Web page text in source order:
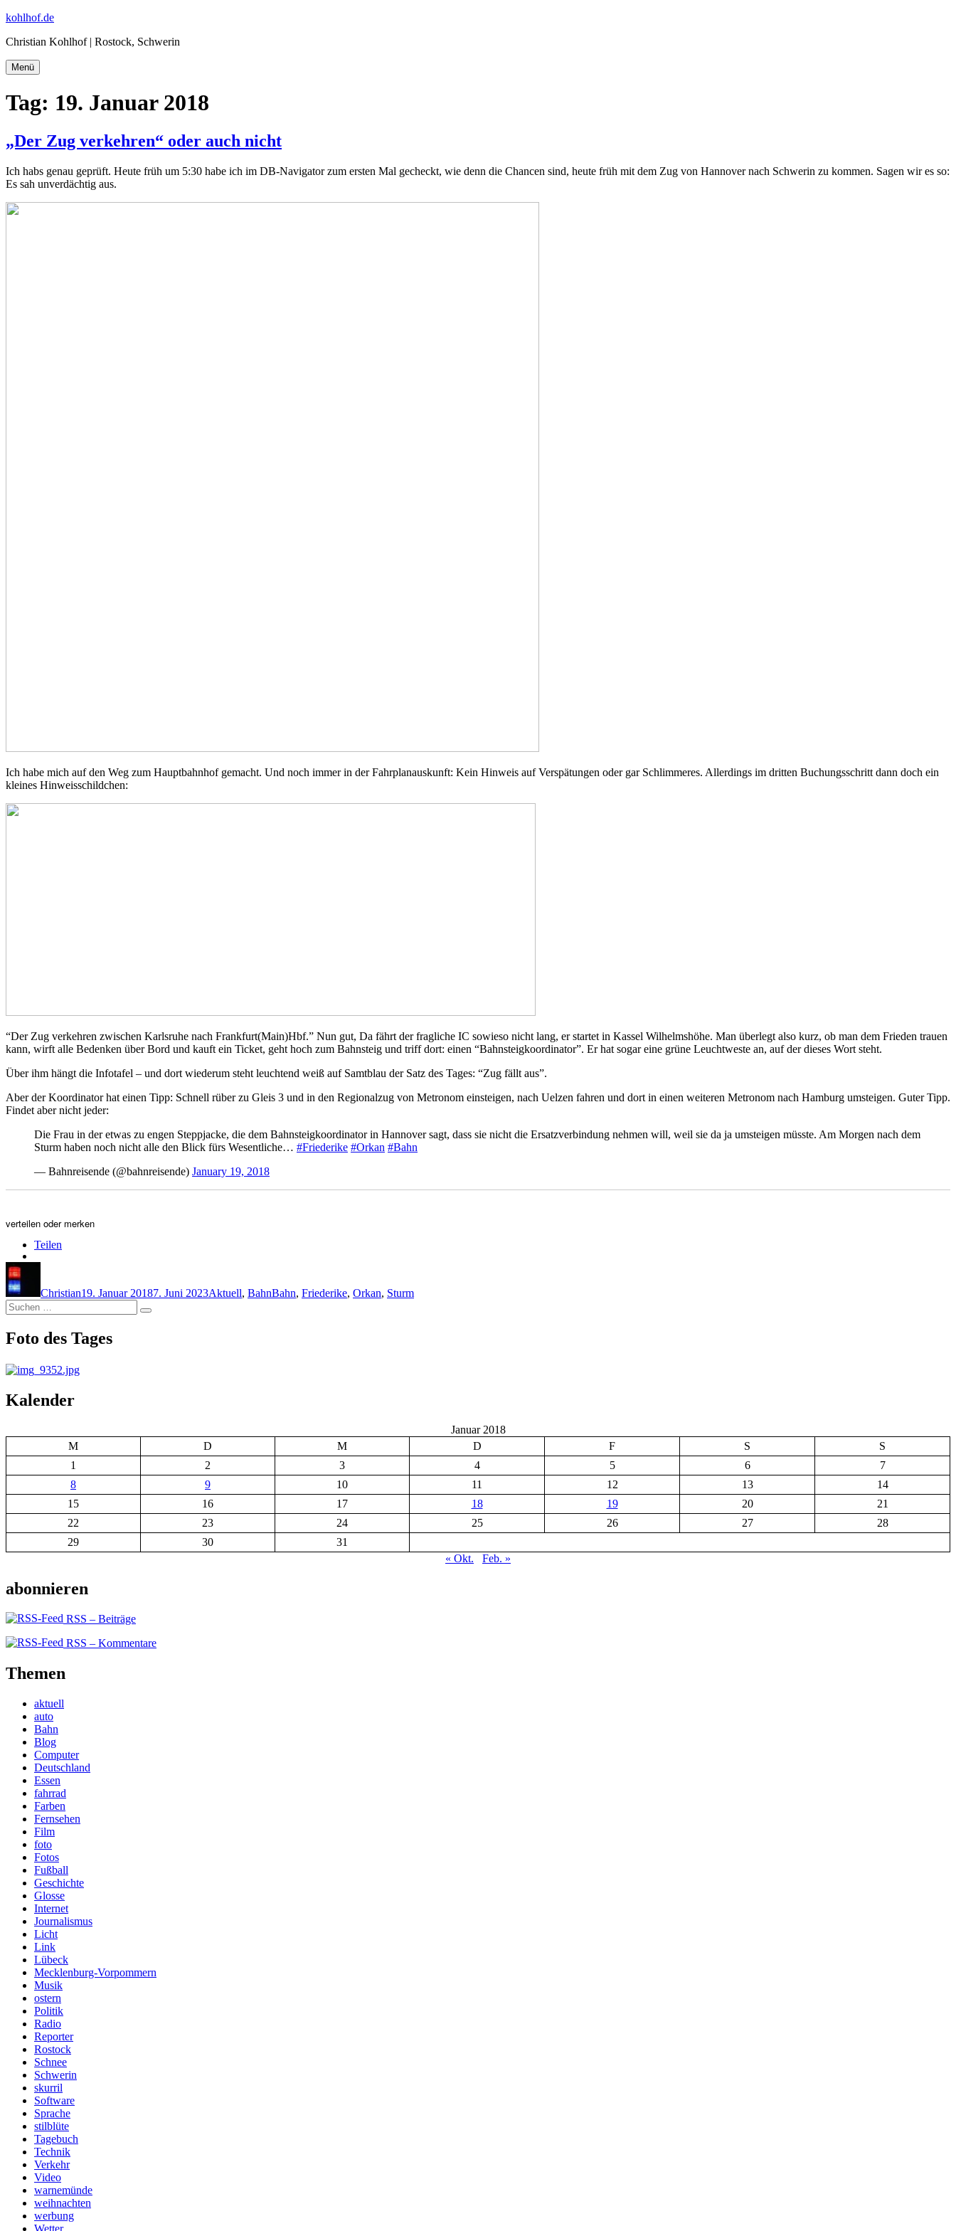
Zum
springen
kohlhof.de
Christian Kohlhof | Rostock, Schwerin
Menü
Tag: 19. Januar 2018
„Der Zug verkehren“ oder auch nicht
Ich habs genau geprüft. Heute früh um 5:30 habe ich im DB-Navigator zum ersten Mal gecheckt, wie denn die Chancen sind, heute früh mit dem Zug von Hannover nach Schwerin zu kommen. Sagen wir es so:
Es sah unverdächtig aus.
Ich habe mich auf den Weg zum Hauptbahnhof gemacht. Und noch immer in der Fahrplanauskunft: Kein Hinweis auf Verspätungen oder gar Schlimmeres. Allerdings im dritten Buchungsschritt dann doch ein
kleines Hinweisschildchen:
“Der Zug verkehren zwischen Karlsruhe nach Frankfurt(Main)Hbf.” Nun gut, Da fährt der fragliche IC sowieso nicht lang, er startet in Kassel Wilhelmshöhe. Man überlegt also kurz, ob man dem Frieden trauen
kann, wirft alle Bedenken über Bord und kauft ein Ticket, geht hoch zum Bahnsteig und triff dort: einen “Bahnsteigkoordinator”. Er hat sogar eine grüne Leuchtweste an, auf der dieses Wort steht.
Über ihm hängt die Infotafel – und dort wiederum steht leuchtend weiß auf Samtblau der Satz des Tages: “Zug fällt aus”.
Aber der Koordinator hat einen Tipp: Schnell rüber zu Gleis 3 und in den Regionalzug von Metronom einsteigen, nach Uelzen fahren und dort in einen weiteren Metronom nach Hamburg umsteigen. Guter Tipp.
Findet aber nicht jeder:
Die Frau in der etwas zu engen Steppjacke, die dem Bahnsteigkoordinator in Hannover sagt, dass sie nicht die Ersatzverbindung nehmen will, weil sie da ja umsteigen müsste. Am Morgen nach dem
Sturm haben noch nicht alle den Blick fürs Wesentliche… #Friederike #Orkan #Bahn
— Bahnreisende (@bahnreisende) January 19, 2018
verteilen oder merken
Teilen
Christian19. Januar 20187. Juni 2023Aktuell, BahnBahn, Friederike, Orkan, Sturm
Suchen
nach:
Suchen
Foto des Tages
Kalender
Januar 2018
M
D M D F S
S
1
2 3 4 5 6
7
8
9 10 11 12 13
14
15
16 17 18 19 20
21
22
23 24 25 26 27
28
29
30
31
« Okt.
Feb. »
abonnieren
RSS – Beiträge
RSS – Kommentare
Themen
aktuell
auto
Bahn
Blog
Computer
Deutschland
Essen
fahrrad
Farben
Fernsehen
Film
foto
Fotos
Fußball
Geschichte
Glosse
Internet
Journalismus
Licht
Link
Lübeck
Mecklenburg-Vorpommern
Musik
ostern
Politik
Radio
Reporter
Rostock
Schnee
Schwerin
skurril
Software
Sprache
stilblüte
Tagebuch
Technik
Verkehr
Video
warnemünde
weihnachten
werbung
Wetter